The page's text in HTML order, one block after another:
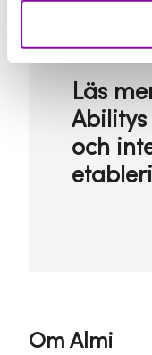
sig på flera
Läs
och
Om Almi